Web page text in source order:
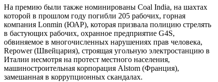
На премию были также номинированы Coal India, на шахтах
которой в прошлом году погибли 205 рабочих, горная
компания Lonmin (ЮАР), которая призвала полицию стрелять
в бастующих рабочих, охранное предприятие G4S,
обвиняемое в многочисленных нарушениях прав человека,
Repower (Швейцария), строящая угольную электростанцию в
Италии несмотря на протест местного населения,
машиностроительная корпорация Alstom (Франция),
замешанная в коррупционных скандалах.